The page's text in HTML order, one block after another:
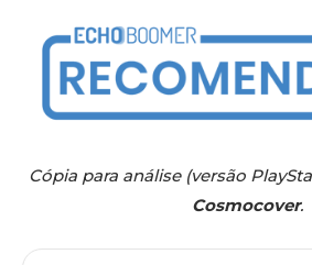
Cópia para análise (versão
Cosmocover.